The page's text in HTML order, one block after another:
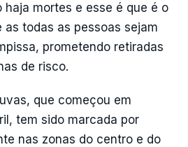
haja mortes e esse é que é o
todas as pessoas sejam
prometendo retiradas
de risco.
que começou em
tem sido marcada por
nas zonas do centro e do